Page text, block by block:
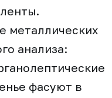
металлических
анализа:
фасуют в